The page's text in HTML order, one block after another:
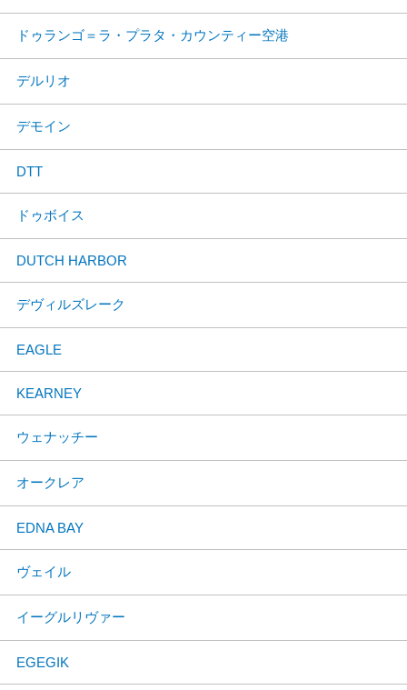
ドゥランゴ＝ラ・プラタ・カウンティー空港
デルリオ
デモイン
DTT
ドゥボイス
DUTCH HARBOR
デヴィルズレーク
EAGLE
KEARNEY
ウェナッチー
オークレア
EDNA BAY
ヴェイル
イーグルリヴァー
EGEGIK